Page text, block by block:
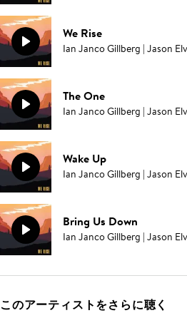
We Rise
The One
Wake Up
Bring Us Down
このアーティストをさらに聴く